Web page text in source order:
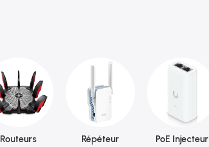
Routeurs Répéteur PoE Injecteur